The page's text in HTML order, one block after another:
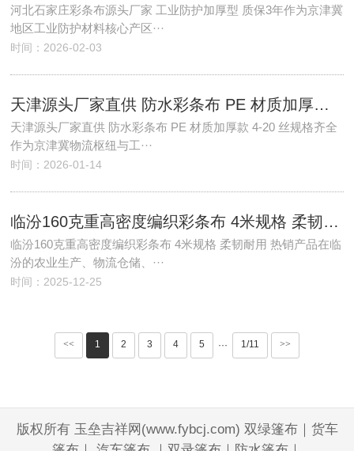
河北石家庄彩条布源头厂家 工业防护加厚型 质保3年作为京津冀
地区工业防护材料核心产区···
时间：2026-02-03
天津源头厂家直供 防水彩条布 PE 材质加厚款 4-20 丝规格齐全
天津源头厂家直供 防水彩条布 PE 材质加厚款 4-20 丝规格齐全
作为京津冀物流枢纽与工···
时间：2026-01-14
临汾160克重高密度编织彩条布 4米规格 柔韧耐用 热销产品
临汾160克重高密度编织彩条布 4米规格 柔韧耐用 热销产品在临
汾的农业生产、物流仓储、···
时间：2025-12-25
<< 1 2 3 4 5 ··· 1/11 >>
版权所有 玉垒吉祥网(www.fybcj.com) 双绿篷布｜货车